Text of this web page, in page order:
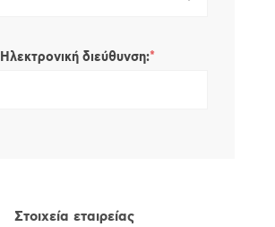
Ηλεκτρονική διεύθυνση:*
Στοιχεία εταιρείας